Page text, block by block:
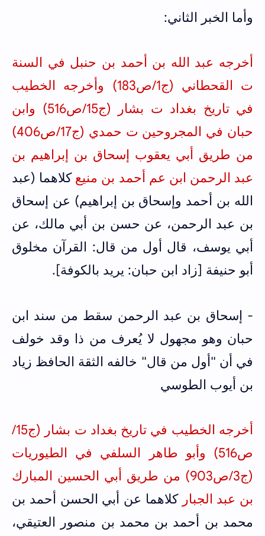
وأما الخبر الثاني:
أخرجه عبد الله بن أحمد بن حنبل في السنة
ت القحطاني (ج1/ص183) وأخرجه
الخطيب
في تاريخ بغداد ت بشار (ج15/ص516) وابن
حبان في المجروحين ت حمدي (ج17/ص406)
من طريق أبي يعقوب إسحاق بن إبراهيم بن
عبد الرحمن ابن عم أحمد بن منيع كلاهما (عبد
الله بن أحمد وإسحاق بن إبراهيم) عن إسحاق
بن عبد الرحمن، عن حسن بن أبي مالك، عن
أبي يوسف، قال أول من قال: القرآن مخلوق
أبو حنيفة [زاد ابن حبان: يريد بالكوفة].
- إسحاق بن عبد الرحمن سقط من سند ابن
حبان وهو مجهول لا يُعرف من ذا وقد خولف
في أن "أول من قال" خالفه الثقة الحافظ زياد
بن أيوب الطوسي
أخرجه الخطيب في تاريخ بغداد ت بشار (ج15/
ص516)
وأبو طاهر السلفي في الطيوريات
(ج3/ص
903) من طريق أبي الحسين المبارك
بن عبد الجبار كلاهما عن أبي الحسن أحمد بن
محمد بن أحمد بن محمد بن منصور العتيقي،